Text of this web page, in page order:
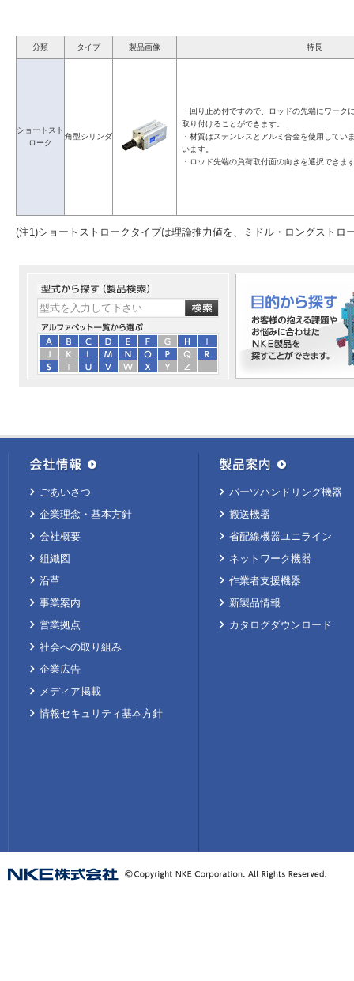
分類 タイプ 製品画像 特長
ショートスト
ローク
角型シリンダ
・回り止め付ですので、ロッドの先端にワーク
取り付けることができます。
・材質はステンレスとアルミ合金を使用してい
います。
・ロッド先端の負荷取付面の向きを選択できま
(注1)ショートストロークタイプは理論推力値を、ミドル・ロングストロ
ごあいさつ
企業理念・基本方針
会社概要
組織図
沿革
事業案内
営業拠点
社会への取り組み
企業広告
メディア掲載
情報セキュリティ基本方針
パーツハンドリング機器
搬送機器
省配線機器ユニライン
ネットワーク機器
作業者支援機器
新製品情報
カタログダウンロード